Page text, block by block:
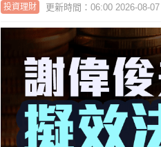
投資理財 更新時間：06:00 2026-08-